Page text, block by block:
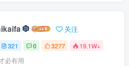
关注
321 0 3277 19.1W+
必有用